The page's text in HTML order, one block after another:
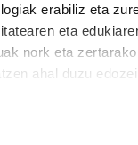
erabiliz eta
eta
nork eta
ahal duzu